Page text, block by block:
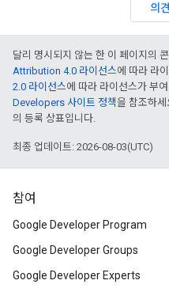
의
달리 명시되지 않는 한 이 페이지의
Attribution 4.0 라이선스에 따라 라
2.0 라이선스에 따라 라이선스가 부
Developers 사이트 정책을 참조하
의 등록 상표입니다.
최종 업데이트: 2026-08-03(UTC)
참여
Google Developer Program
Google Developer Groups
Google Developer Experts